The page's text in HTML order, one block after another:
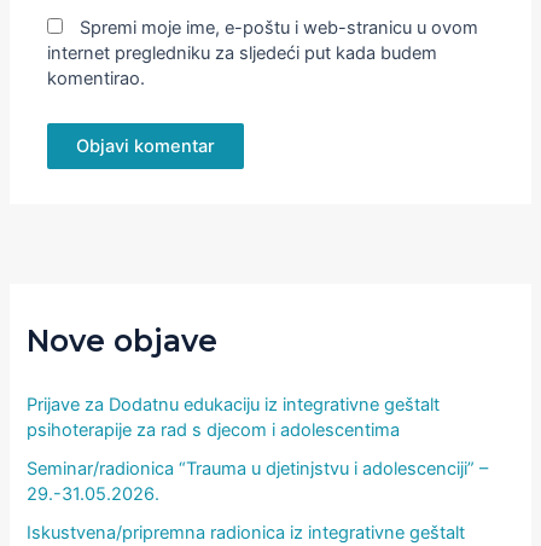
Spremi moje ime, e-poštu i web-stranicu u ovom
internet pregledniku za sljedeći put kada budem
komentirao.
Nove objave
Prijave za Dodatnu edukaciju iz integrativne geštalt
psihoterapije za rad s djecom i adolescentima
Seminar/radionica “Trauma u djetinjstvu i adolescenciji” –
29.-31.05.2026.
Iskustvena/pripremna radionica iz integrativne geštalt